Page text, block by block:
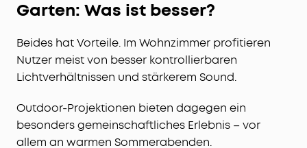
Garten: Was ist besser?
Beides hat Vorteile. Im Wohnzimmer profitieren
Nutzer meist von besser kontrollierbaren
Lichtverhältnissen und stärkerem Sound.
Outdoor-Projektionen bieten dagegen ein
besonders gemeinschaftliches Erlebnis – vor
allem an warmen Sommerabenden.